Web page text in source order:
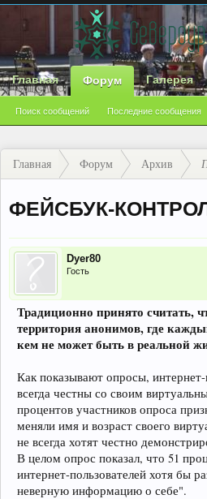
Главная Форум
Поиск сообщений Последние сообщения
Галерея
Главная Форум Архив
ФЕЙСБУК-
Dyer80
Гость
Традиционно принято считать,
территория анонимов, где
кем не может быть в реальной
Как показывают опросы, интернет-
всегда честны со своим
процентов участников опроса
меняли имя и возраст своего
не всегда хотят честно
В целом опрос показал, что 51
интернет-пользователей хотя бы
неверную информацию о себе".